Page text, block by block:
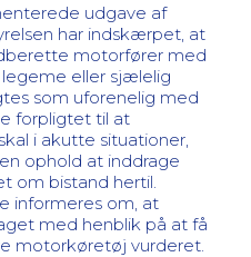
udgave af
har indskærpet, at
motorfører med
eller sjælelig
som uforenelig med
forpligtet til at
i akutte situationer,
ophold at inddrage
om bistand hertil.
informeres om, at
med henblik på at få
motorkøretøj vurderet.